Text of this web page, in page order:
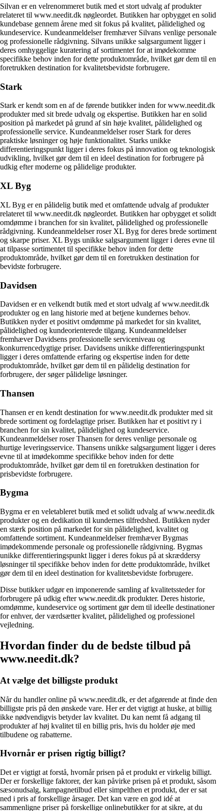
Silvan er en velrenommeret butik med et stort udvalg af produkter
relateret til www.needit.dk nøgleordet. Butikken har opbygget en solid
kundebase gennem årene med sit fokus på kvalitet, pålidelighed og
kundeservice. Kundeanmeldelser fremhæver Silvans venlige personale
og professionelle rådgivning. Silvans unikke salgsargument ligger i
deres omhyggelige kuratering af sortimentet for at imødekomme
specifikke behov inden for dette produktområde, hvilket gør dem til en
foretrukken destination for kvalitetsbevidste forbrugere.
Stark
Stark er kendt som en af de førende butikker inden for www.needit.dk
produkter med sit brede udvalg og ekspertise. Butikken har en solid
position på markedet på grund af sin høje kvalitet, pålidelighed og
professionelle service. Kundeanmeldelser roser Stark for deres
praktiske løsninger og høje funktionalitet. Starks unikke
differentieringspunkt ligger i deres fokus på innovation og teknologisk
udvikling, hvilket gør dem til en ideel destination for forbrugere på
udkig efter moderne og pålidelige produkter.
XL Byg
XL Byg er en pålidelig butik med et omfattende udvalg af produkter
relateret til www.needit.dk nøgleordet. Butikken har opbygget et solidt
omdømme i branchen for sin kvalitet, pålidelighed og professionelle
rådgivning. Kundeanmeldelser roser XL Byg for deres brede sortiment
og skarpe priser. XL Bygs unikke salgsargument ligger i deres evne til
at tilpasse sortimentet til specifikke behov inden for dette
produktområde, hvilket gør dem til en foretrukken destination for
bevidste forbrugere.
Davidsen
Davidsen er en velkendt butik med et stort udvalg af www.needit.dk
produkter og en lang historie med at betjene kundernes behov.
Butikken nyder et positivt omdømme på markedet for sin kvalitet,
pålidelighed og kundeorienterede tilgang. Kundeanmeldelser
fremhæver Davidsens professionelle serviceniveau og
konkurrencedygtige priser. Davidsens unikke differentieringspunkt
ligger i deres omfattende erfaring og ekspertise inden for dette
produktområde, hvilket gør dem til en pålidelig destination for
forbrugere, der søger pålidelige løsninger.
Thansen
Thansen er en kendt destination for www.needit.dk produkter med sit
brede sortiment og fordelagtige priser. Butikken har et positivt ry i
branchen for sin kvalitet, pålidelighed og kundeservice.
Kundeanmeldelser roser Thansen for deres venlige personale og
hurtige leveringsservice. Thansens unikke salgsargument ligger i deres
evne til at imødekomme specifikke behov inden for dette
produktområde, hvilket gør dem til en foretrukken destination for
prisbevidste forbrugere.
Bygma
Bygma er en veletableret butik med et solidt udvalg af www.needit.dk
produkter og en dedikation til kundernes tilfredshed. Butikken nyder
en stærk position på markedet for sin pålidelighed, kvalitet og
omfattende sortiment. Kundeanmeldelser fremhæver Bygmas
imødekommende personale og professionelle rådgivning. Bygmas
unikke differentieringspunkt ligger i deres fokus på at skræddersy
løsninger til specifikke behov inden for dette produktområde, hvilket
gør dem til en ideel destination for kvalitetsbevidste forbrugere.
Disse butikker udgør en imponerende samling af kvalitetssteder for
forbrugere på udkig efter www.needit.dk produkter. Deres historie,
omdømme, kundeservice og sortiment gør dem til ideelle destinationer
for enhver, der værdsætter kvalitet, pålidelighed og professionel
vejledning.
Hvordan finder du de bedste tilbud på
www.needit.dk?
At vælge det billigste produkt
Når du handler online på www.needit.dk, er det afgørende at finde den
billigste pris på den ønskede vare. Her er det vigtigt at huske, at billig
ikke nødvendigvis betyder lav kvalitet. Du kan nemt få adgang til
produkter af høj kvalitet til en billig pris, hvis du holder øje med
tilbudene og rabatterne.
Hvornår er prisen rigtig billigt?
Det er vigtigt at forstå, hvornår prisen på et produkt er virkelig billigt.
Der er forskellige faktorer, der kan påvirke prisen på et produkt, såsom
sæsonudsalg, kampagnetilbud eller simpelthen et produkt, der er sat
ned i pris af forskellige årsager. Det kan være en god idé at
sammenligne priser på forskellige onlinebutikker for at sikre, at du